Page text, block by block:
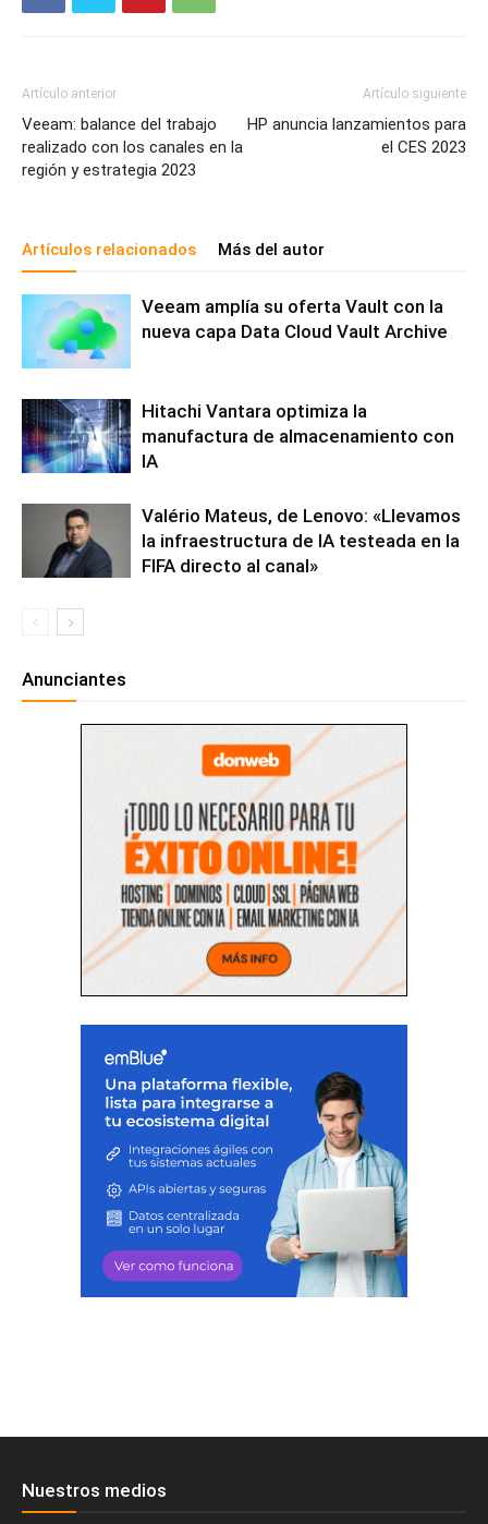
Artículo anterior
Veeam: balance del trabajo
realizado con los canales en la
región y estrategia 2023
Artículo siguiente
HP anuncia lanzamientos para
el CES 2023
Artículos relacionados Más del autor
Veeam amplía su oferta Vault con la
nueva capa Data Cloud Vault Archive
Hitachi Vantara optimiza la
manufactura de almacenamiento con
IA
Valério Mateus, de Lenovo: «Llevamos
la infraestructura de IA testeada en la
FIFA directo al canal»
Anunciantes
Nuestros medios